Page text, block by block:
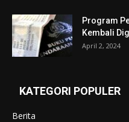
Program
Kembali
April 2, 2024
KATEGORI POPULER
Berita